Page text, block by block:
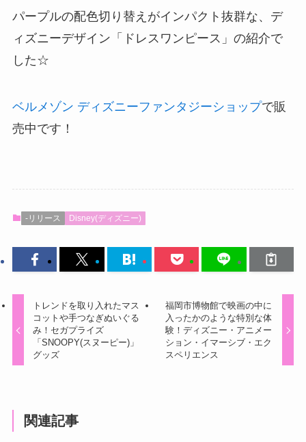
パープルの配色切り替えがインパクト抜群な、デ
ィズニーデザイン「ドレスワンピース」の紹介で
した☆
ベルメゾン ディズニーファンタジーショップで販
売中です！
-リリース Disney(ディズニー)
トレンドを取り入れたマス
コットや手つなぎぬいぐる
み！セガプライズ
「SNOOPY(スヌーピー)」
グッズ
福岡市博物館で映画の中に
入ったかのような特別な体
験！ディズニー・アニメー
ション・イマーシブ・エク
スペリエンス
関連記事